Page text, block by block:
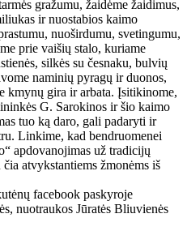
gražumu, žaidėme žaidimus,
ir nuostabios kaimo
nuoširdumu, svetingumu,
prie vaišių stalo, kuriame
silkės su česnaku, bulvių
naminių pyragų ir duonos,
kmynų gira ir arbata. Įsitikinome,
G. Sarokinos ir šio kaimo
tuo ką daro, gali padaryti ir
Linkime, kad bendruomenei
apdovanojimas už tradicijų
atvykstantiems žmonėms iš
facebook paskyroje
nuotraukos Jūratės Bliuvienės